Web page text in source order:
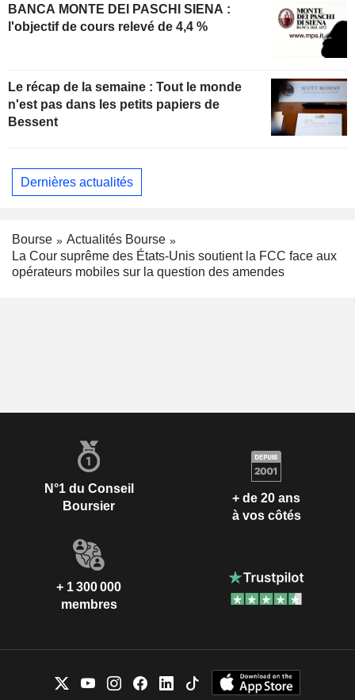
BANCA MONTE DEI PASCHI SIENA :
l'objectif de cours relevé de 4,4 %
Le récap de la semaine : Tout le monde
n'est pas dans les petits papiers de
Bessent
Dernières actualités
Bourse
Actualités Bourse
La Cour suprême des États-Unis soutient la FCC face aux
opérateurs mobiles sur la question des amendes
N°1 du Conseil
Boursier
+ de 20 ans
à vos côtés
+ 1 300 000
membres